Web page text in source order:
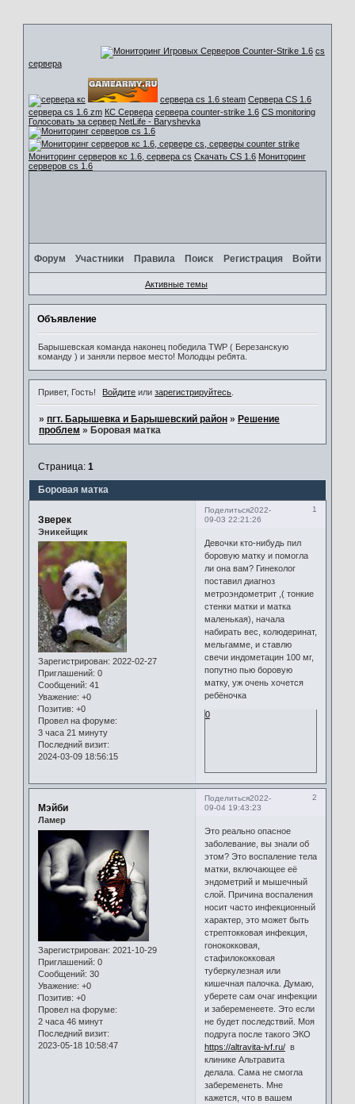
cs
сервера
сервера cs 1.6 steam Сервера CS 1.6
сервера cs 1.6 zm КС Сервера сервера counter-strike 1.6 CS monitoring
Голосовать за сервер NetLife - Baryshevka
Мониторинг серверов кс 1.6, сервера cs Скачать CS 1.6 Мониторинг
серверов cs 1.6
Форум Участники Правила Поиск Регистрация Войти
Активные темы
Объявление
Барышевская команда наконец победила TWP ( Березанскую
команду ) и заняли первое место! Молодцы ребята.
Привет, Гость! Войдите илизарегистрируйтесь
» пгт. Барышевка и Барышевский район » Решение
проблем » Боровая матка
Боровая матка
Страница: 1
Поделиться 1
2022-
09-03 22:21:26
Зверек
Эникейщик
Зарегистрирован: 2022-02-27
Приглашений: 0
Сообщений: 41
Уважение: +0
Позитив: +0
Провел на форуме:
3 часа 21 минуту
Последний визит:
2024-03-09 18:56:15
Девочки кто-нибудь пил
боровую матку и помогла
ли она вам? Гинеколог
поставил диагноз
метроэндометрит ,( тонкие
стенки матки и матка
маленькая), начала
набирать вес, колюдеринат,
мельгамме, и ставлю
свечи индометацин 100 мг,
попутно пью боровую
матку, уж очень хочется
ребёночка
0
Поделиться 2
2022-
09-04 19:43:23
Мэйби
Ламер
Зарегистрирован: 2021-10-29
Приглашений: 0
Сообщений: 30
Уважение: +0
Позитив: +0
Провел на форуме:
2 часа 46 минут
Последний визит:
2023-05-18 10:58:47
Это реально опасное
заболевание, вы знали об
этом? Это воспаление тела
матки, включающее её
эндометрий и мышечный
слой. Причина воспаления
носит часто инфекционный
характер, это может быть
стрептокковая инфекция,
гонококковая,
стафилококковая
туберкулезная или
кишечная палочка. Думаю,
уберете сам очаг инфекции
и забеременеете. Это если
не будет последствий. Моя
подруга после такого ЭКО
https://altravita-ivf.ru/в
клинике Альтравита
делала. Сама не смогла
забеременеть. Мне
кажется, что в вашем